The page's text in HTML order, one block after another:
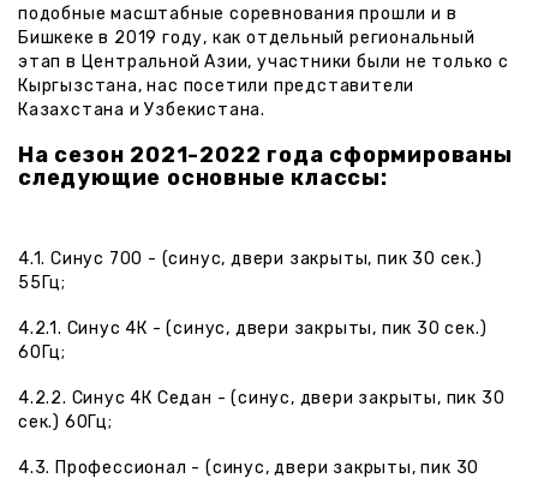
подобные масштабные соревнования прошли и в
Бишкеке в 2019 году, как отдельный региональный
этап в Центральной Азии, участники были не только с
Кыргызстана, нас посетили представители
Казахстана и Узбекистана.
На сезон 2021-2022 года сформированы
следующие основные классы:
4.1. Синус 700 - (синус, двери закрыты, пик 30 сек.)
55Гц;
4.2.1. Синус 4К - (синус, двери закрыты, пик 30 сек.)
60Гц;
4.2.2. Синус 4К Седан - (синус, двери закрыты, пик 30
сек.) 60Гц;
4.3. Профессионал - (синус, двери закрыты, пик 30